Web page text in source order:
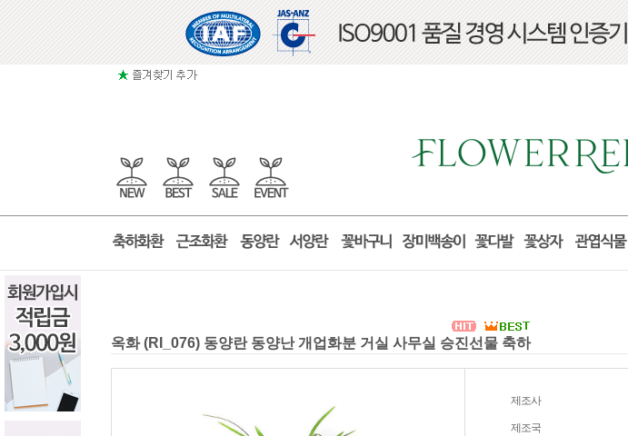
옥화 (RI_076) 동양란 동양난 개업화분 거실 사무실 승진선물 축하
제조사
제조국